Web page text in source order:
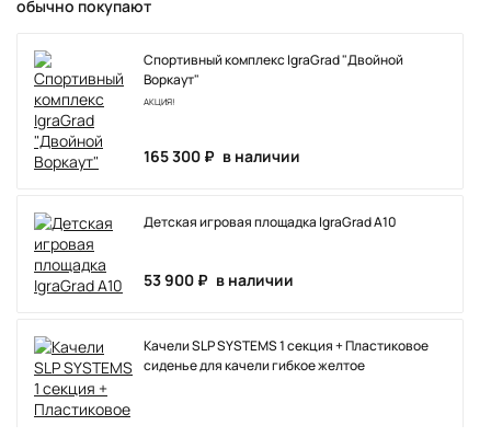
обычно покупают
Спортивный комплекс IgraGrad "Двойной
Воркаут"
АКЦИЯ!
165 300 ₽ в наличии
Детская игровая площадка IgraGrad А10
53 900 ₽ в наличии
Качели SLP SYSTEMS 1 секция + Пластиковое
сиденье для качели гибкое желтое